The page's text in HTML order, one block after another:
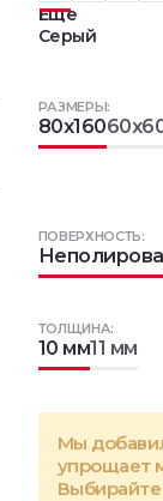
Еще
Серый
РАЗМЕРЫ:
80x160
ТОЛЩИНА:
10 мм11 мм
ПОВЕРХНОСТЬ:
Мы
упрощает